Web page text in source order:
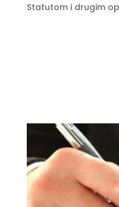
Statutom i drugim